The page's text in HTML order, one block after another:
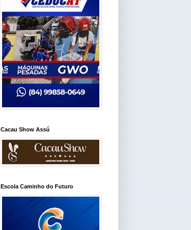
Cacau Show Assú
Escola Caminho do Futuro